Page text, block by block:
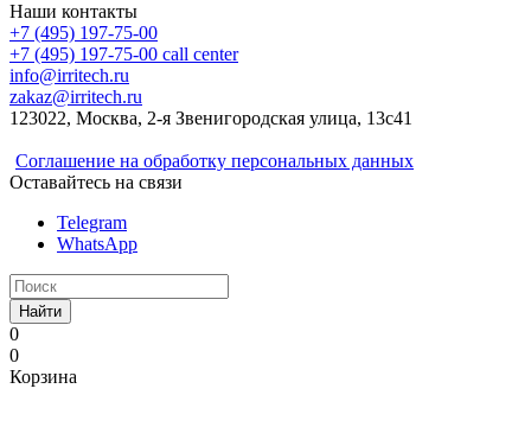
Наши контакты
+7 (495) 197-75-00
+7 (495) 197-75-00 call center
info@irritech.ru
zakaz@irritech.ru
123022, Москва, 2-я Звенигородская улица, 13с41
Соглашение на обработку персональных данных
Оставайтесь на связи
Telegram
WhatsApp
Найти
0
0
Корзина